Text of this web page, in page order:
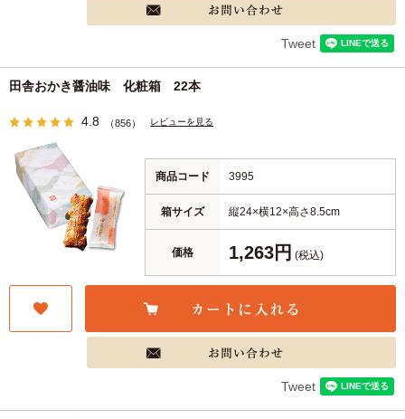
Tweet
田舎おかき醤油味 化粧箱 22本
4.8 （856） レビューを見る
商品コード 3995
箱サイズ 縦24×横12×高さ8.5cm
価格 1,263円 (税込)
Tweet